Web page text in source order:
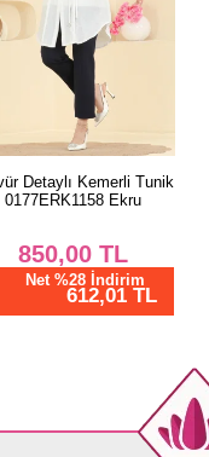
Detaylı Kemerli Tunik
0177ERK1158 Ekru
850,00 TL
Net %28 İndirim
612,01 TL